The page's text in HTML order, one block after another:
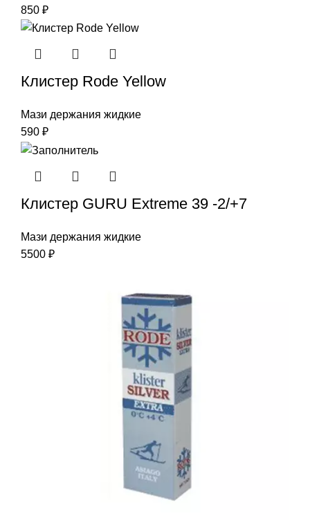
850 ₽
Клистер Rode Yellow
Мази держания жидкие
590 ₽
Клистер GURU Extreme 39 -2/+7
Мази держания жидкие
5500 ₽